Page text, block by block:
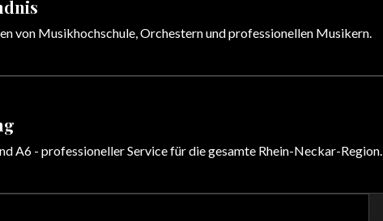
von Musikhochschule, Orchestern und professionellen Musikern.
A6 - professioneller Service für die gesamte Rhein-Neckar-Region.